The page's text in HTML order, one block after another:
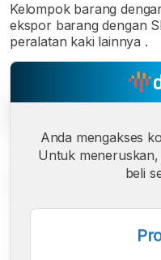
Kelompok barang
ekspor barang dengan
peralatan kaki lainnya .
Anda mengakses
Untuk
beli